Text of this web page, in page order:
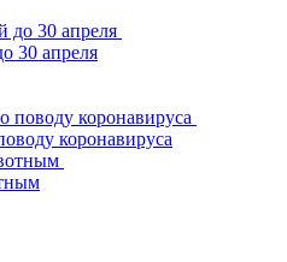
30 апреля
коронавируса